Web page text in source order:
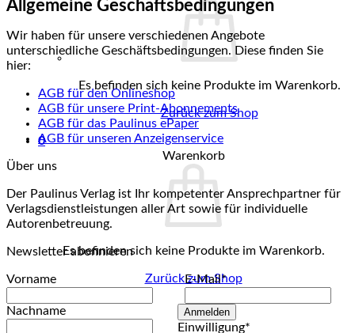
Es befinden sich keine Produkte im Warenkorb.
Zurück zum Shop
0
Warenkorb
Es befinden sich keine Produkte im Warenkorb.
Zurück zum Shop
Allgemeine Geschäftsbedingungen
Wir haben für unsere verschiedenen Angebote
unterschiedliche Geschäftsbedingungen. Diese finden Sie
hier:
AGB für den Onlineshop
AGB für unsere Print-Abonnements
AGB für das Paulinus ePaper
AGB für unseren Anzeigenservice
Über uns
Der Paulinus Verlag ist Ihr kompetenter Ansprechpartner für
Verlagsdienstleistungen aller Art sowie für individuelle
Autorenbetreuung.
Newsletter abonnieren
Vorname
Nachname
E-Mail*
Anmelden
Einwilligung*